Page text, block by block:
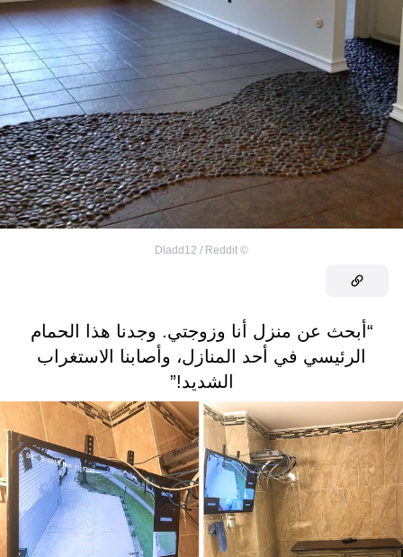
©
Dladd12 / Reddit
“أبحث عن منزل أنا وزوجتي. وجدنا هذا الحمام
الرئيسي في أحد المنازل، وأصابنا الاستغراب
الشديد!”